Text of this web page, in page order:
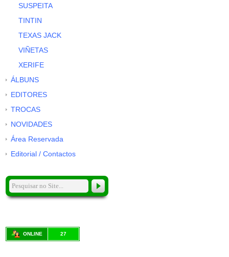
SUSPEITA
TINTIN
TEXAS JACK
VIÑETAS
XERIFE
ÁLBUNS
EDITORES
TROCAS
NOVIDADES
Área Reservada
Editorial / Contactos
ONLINE 27